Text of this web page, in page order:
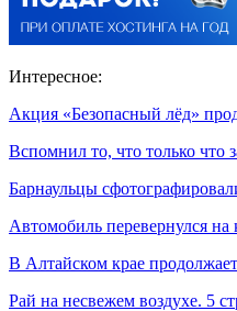
Интересное:
Акция «Безопасный лёд»
Вспомнил то, что только
Барнаульцы
Автомобиль перевернулся
В Алтайском крае
Рай на несвежем воздухе. 5